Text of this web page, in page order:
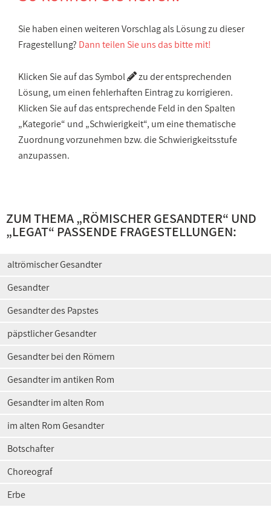
Sie haben einen weiteren Vorschlag als Lösung zu dieser
Fragestellung? Dann teilen Sie uns das bitte mit!
Klicken Sie auf das Symbol
zu der entsprechenden
Lösung, um einen fehlerhaften Eintrag zu korrigieren.
Klicken Sie auf das entsprechende Feld in den Spalten
„Kategorie“ und „Schwierigkeit“, um eine thematische
Zuordnung vorzunehmen bzw. die Schwierigkeitsstufe
anzupassen.
ZUM THEMA „RÖMISCHER GESANDTER“ UND
„LEGAT“ PASSENDE FRAGESTELLUNGEN:
altrömischer Gesandter
Gesandter
Gesandter des Papstes
päpstlicher Gesandter
Gesandter bei den Römern
Gesandter im antiken Rom
Gesandter im alten Rom
im alten Rom Gesandter
Botschafter
Choreograf
Erbe